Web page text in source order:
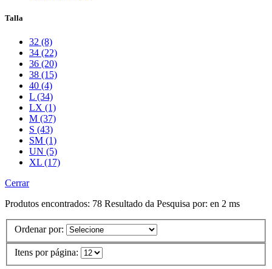
Talla
32 (8)
34 (22)
36 (20)
38 (15)
40 (4)
L (34)
LX (1)
M (37)
S (43)
SM (1)
UN (5)
XL (17)
Cerrar
Produtos encontrados: 78 Resultado da Pesquisa por: en 2 ms
Ordenar por:
Itens por página: